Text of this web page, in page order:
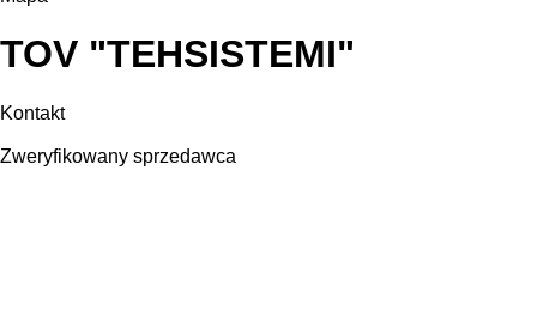
TOV "TEHSISTEMI"
Kontakt
Zweryfikowany sprzedawca